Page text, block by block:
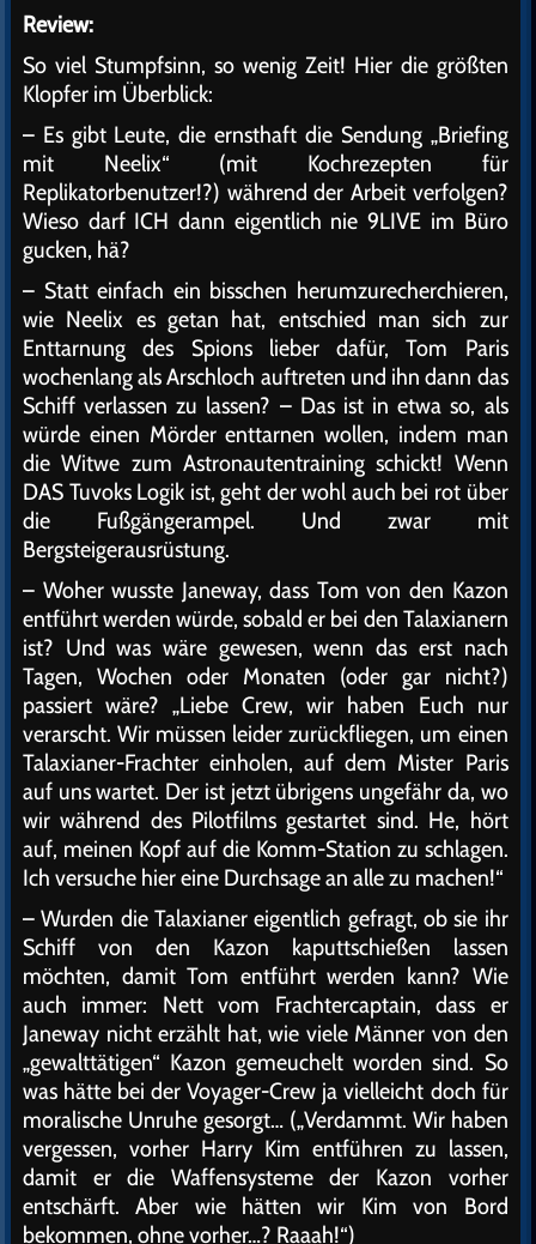
Review:
So viel Stumpfsinn, so wenig Zeit! Hier die größten
Klopfer im Überblick:
– Es gibt Leute, die ernsthaft die Sendung „Briefing
mit Neelix“ (mit Kochrezepten für
Replikatorbenutzer!?) während der Arbeit verfolgen?
Wieso darf ICH dann eigentlich nie 9LIVE im Büro
gucken, hä?
– Statt einfach ein bisschen herumzurecherchieren,
wie Neelix es getan hat, entschied man sich zur
Enttarnung des Spions lieber dafür, Tom Paris
wochenlang als Arschloch auftreten und ihn dann das
Schiff verlassen zu lassen? – Das ist in etwa so, als
würde einen Mörder enttarnen wollen, indem man
die Witwe zum Astronautentraining schickt! Wenn
DAS Tuvoks Logik ist, geht der wohl auch bei rot über
die Fußgängerampel. Und zwar mit
Bergsteigerausrüstung.
– Woher wusste Janeway, dass Tom von den Kazon
entführt werden würde, sobald er bei den Talaxianern
ist? Und was wäre gewesen, wenn das erst nach
Tagen, Wochen oder Monaten (oder gar nicht?)
passiert wäre? „Liebe Crew, wir haben Euch nur
verarscht. Wir müssen leider zurückfliegen, um einen
Talaxianer-Frachter einholen, auf dem Mister Paris
auf uns wartet. Der ist jetzt übrigens ungefähr da, wo
wir während des Pilotfilms gestartet sind. He, hört
auf, meinen Kopf auf die Komm-Station zu schlagen.
Ich versuche hier eine Durchsage an alle zu machen!“
– Wurden die Talaxianer eigentlich gefragt, ob sie ihr
Schiff von den Kazon kaputtschießen lassen
möchten, damit Tom entführt werden kann? Wie
auch immer: Nett vom Frachtercaptain, dass er
Janeway nicht erzählt hat, wie viele Männer von den
„gewalttätigen“ Kazon gemeuchelt worden sind. So
was hätte bei der Voyager-Crew ja vielleicht doch für
moralische Unruhe gesorgt… („Verdammt. Wir haben
vergessen, vorher Harry Kim entführen zu lassen,
damit er die Waffensysteme der Kazon vorher
entschärft. Aber wie hätten wir Kim von Bord
bekommen, ohne vorher…? Raaah!“)